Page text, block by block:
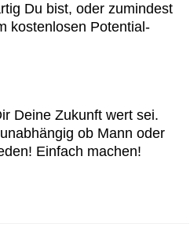
Du bist, oder zumindest
kostenlosen Potential-
Deine Zukunft wert sei.
ob Mann oder
Einfach machen!